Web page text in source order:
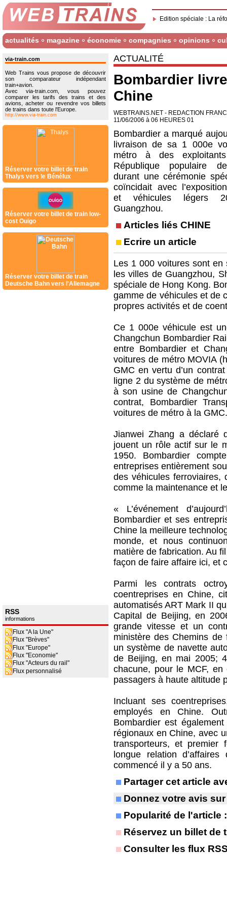
Edition spéciale : La
actualités magazine économie compagnies opinions
via-train.com
Web Trains vous propose de découvrir
son comparateur indépendant
train+avion.
Avec via-train.com, vous pouvez
comparer les tarifs des trains et des
avions, acheter ou revendre vos billets
de trains dans toute l'Europe.
http://www.via-train.com
Réserver votre billet de train
Thalys vers le Bénélux
Réserver votre billet de train low-
cost Ouigo
Réserver votre billet de train
Deutsche Bahn vers l'Allemagne
RSS
informations
Flux "A la Une"
Flux "Brèves"
Flux "Europe"
Flux "Economie"
Flux "Acteurs du rail"
Flux personnalisé
ACTUALITÉ
Bombardier
Chine
WEBTRAINS.NET - REDACTION
11/06/2006 à 06 HEURES 01
Bombardier a marqué
livraison de sa 1 000e
métro à des
République populaire
durant une cérémonie
coïncidait avec
et véhicules légers
Guangzhou.
Articles liés CHINE
Ecrire un article
Les 1 000 voitures sont
les villes de Guangzhou,
spéciale de Hong Kong.
gamme de véhicules et de
propres activités et de
Ce 1 000e véhicule est
Changchun Bombardier
entre Bombardier et
voitures de métro MOVIA
GMC en vertu d’un
ligne 2 du système de
à son usine de
contrat, Bombardier
voitures de métro à la GMC.
Jianwei Zhang a déclaré
jouent un rôle actif sur le
1950. Bombardier
entreprises entièrement
des véhicules ferroviaires,
comme la maintenance et
« L’événement
Bombardier et ses
Chine la meilleure
monde, et nous
matière de fabrication. Au
façon de faire affaire ici, et
Parmi les contrats
coentreprises en Chine,
automatisés ART Mark II
Capital de Beijing, en
grande vitesse et un
ministère des Chemins de
un système de navette
de Beijing, en mai 2005;
chacune, pour le MCF,
passagers à haute altitude
Incluant ses
employés en Chine.
Bombardier est
régionaux en Chine, avec
transporteurs, et premier
longue relation
commencé il y a 50 ans.
Partager cet article
Donnez votre avis
Popularité de l'article
Réservez un billet de
Consulter les flux